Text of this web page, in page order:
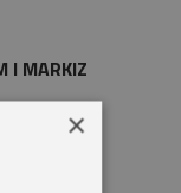
I MARKIZ
×